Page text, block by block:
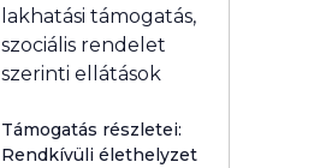
lakhatási támogatás,
szociális rendelet
szerinti ellátások
Támogatás részletei:
Rendkívüli élethelyzet